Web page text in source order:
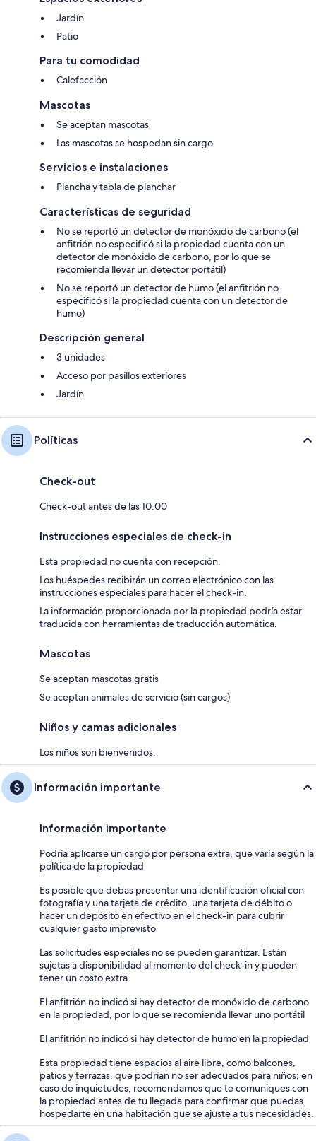
Jardín
Patio
Para tu comodidad
Calefacción
Mascotas
Se aceptan mascotas
Las mascotas se hospedan sin cargo
Servicios e instalaciones
Plancha y tabla de planchar
Características de seguridad
No se reportó un detector de monóxido de carbono (el
anfitrión no especificó si la propiedad cuenta con un
detector de monóxido de carbono, por lo que se
recomienda llevar un detector portátil)
No se reportó un detector de humo (el anfitrión no
especificó si la propiedad cuenta con un detector de
humo)
Descripción general
3 unidades
Acceso por pasillos exteriores
Jardín
Políticas
Check-out
Check-out antes de las 10:00
Instrucciones especiales de check-in
Esta propiedad no cuenta con recepción.
Los huéspedes recibirán un correo electrónico con las
instrucciones especiales para hacer el check-in.
La información proporcionada por la propiedad podría estar
traducida con herramientas de traducción automática.
Mascotas
Se aceptan mascotas gratis
Se aceptan animales de servicio (sin cargos)
Niños y camas adicionales
Los niños son bienvenidos.
Información importante
Información importante
Podría aplicarse un cargo por persona extra, que varía según la
política de la propiedad
Es posible que debas presentar una identificación oficial con
fotografía y una tarjeta de crédito, una tarjeta de débito o
hacer un depósito en efectivo en el check-in para cubrir
cualquier gasto imprevisto
Las solicitudes especiales no se pueden garantizar. Están
sujetas a disponibilidad al momento del check-in y pueden
tener un costo extra
El anfitrión no indicó si hay detector de monóxido de carbono
en la propiedad, por lo que se recomienda llevar uno portátil
El anfitrión no indicó si hay detector de humo en la propiedad
Esta propiedad tiene espacios al aire libre, como balcones,
patios y terrazas, que podrían no ser adecuados para niños; en
caso de inquietudes, recomendamos que te comuniques con
la propiedad antes de tu llegada para confirmar que puedas
hospedarte en una habitación que se ajuste a tus necesidades.